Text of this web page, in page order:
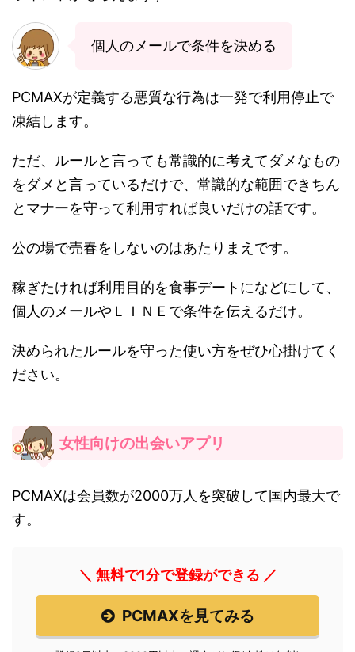
個人のメールで条件を決める
PCMAXが定義する悪質な行為は一発で利用停止で
凍結します。
ただ、ルールと言っても常識的に考えてダメなもの
をダメと言っているだけで、常識的な範囲できちん
とマナーを守って利用すれば良いだけの話です。
公の場で売春をしないのはあたりまえです。
稼ぎたければ利用目的を食事デートになどにして、
個人のメールやＬＩＮＥで条件を伝えるだけ。
決められたルールを守った使い方をぜひ心掛けてく
ださい。
女性向けの出会いアプリ
PCMAXは会員数が2000万人を突破して国内最大で
す。
＼ 無料で1分で登録ができる ／
PCMAXを見てみる